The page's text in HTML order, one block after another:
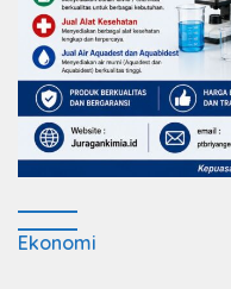
Ekonomi